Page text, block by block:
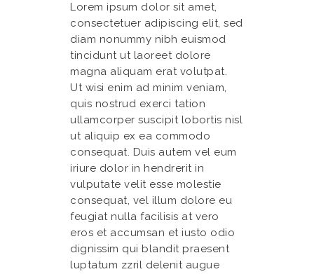
Lorem ipsum dolor sit amet,
consectetuer adipiscing elit, sed
diam nonummy nibh euismod
tincidunt ut laoreet dolore
magna aliquam erat volutpat.
Ut wisi enim ad minim veniam,
quis nostrud exerci tation
ullamcorper suscipit lobortis nisl
ut aliquip ex ea commodo
consequat. Duis autem vel eum
iriure dolor in hendrerit in
vulputate velit esse molestie
consequat, vel illum dolore eu
feugiat nulla facilisis at vero
eros et accumsan et iusto odio
dignissim qui blandit praesent
luptatum zzril delenit augue